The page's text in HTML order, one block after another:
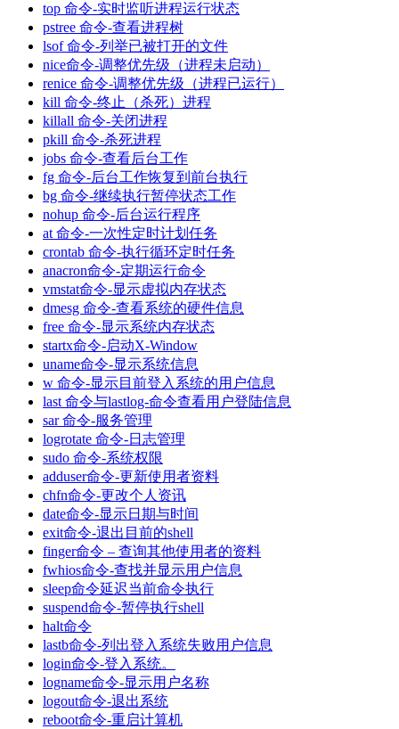
top 命令-实时监听进程运行状态
pstree 命令-查看进程树
lsof 命令-列举已被打开的文件
nice命令-调整优先级（进程未启动）
renice 命令-调整优先级（进程已运行）
kill 命令-终止（杀死）进程
killall 命令-关闭进程
pkill 命令-杀死进程
jobs 命令-查看后台工作
fg 命令-后台工作恢复到前台执行
bg 命令-继续执行暂停状态工作
nohup 命令-后台运行程序
at 命令-一次性定时计划任务
crontab 命令-执行循环定时任务
anacron命令-定期运行命令
vmstat命令-显示虚拟内存状态
dmesg 命令-查看系统的硬件信息
free 命令-显示系统内存状态
startx命令-启动X-Window
uname命令-显示系统信息
w 命令-显示目前登入系统的用户信息
last 命令与lastlog-命令查看用户登陆信息
sar 命令-服务管理
logrotate 命令-日志管理
sudo 命令-系统权限
adduser命令-更新使用者资料
chfn命令-更改个人资讯
date命令-显示日期与时间
exit命令-退出目前的shell
finger命令 – 查询其他使用者的资料
fwhios命令-查找并显示用户信息
sleep命令延迟当前命令执行
suspend命令-暂停执行shell
halt命令
lastb命令-列出登入系统失败用户信息
login命令-登入系统。
logname命令-显示用户名称
logout命令-退出系统
reboot命令-重启计算机